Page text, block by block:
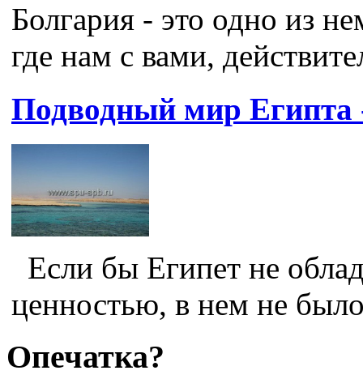
Болгария - это одно из
где нам с вами,
Подводный мир Египта
Если бы Египет не
ценностью, в нем не
Опечатка?